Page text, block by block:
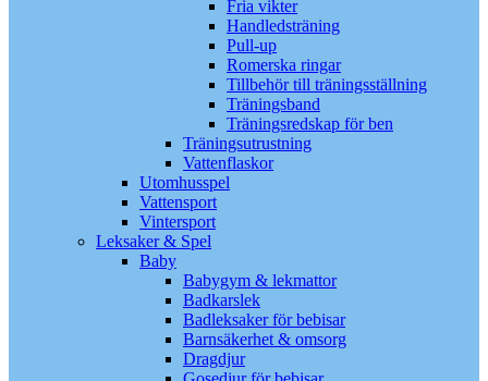
Fria vikter
Handledsträning
Pull-up
Romerska ringar
Tillbehör till träningsställning
Träningsband
Träningsredskap för ben
Träningsutrustning
Vattenflaskor
Utomhusspel
Vattensport
Vintersport
Leksaker & Spel
Baby
Babygym & lekmattor
Badkarslek
Badleksaker för bebisar
Barnsäkerhet & omsorg
Dragdjur